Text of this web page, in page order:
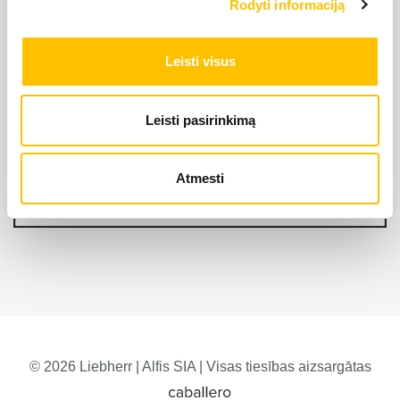
Rodyti informaciją
Leisti visus
Leisti pasirinkimą
Atmesti
© 2026 Liebherr | Alfis SIA | Visas tiesības aizsargātas